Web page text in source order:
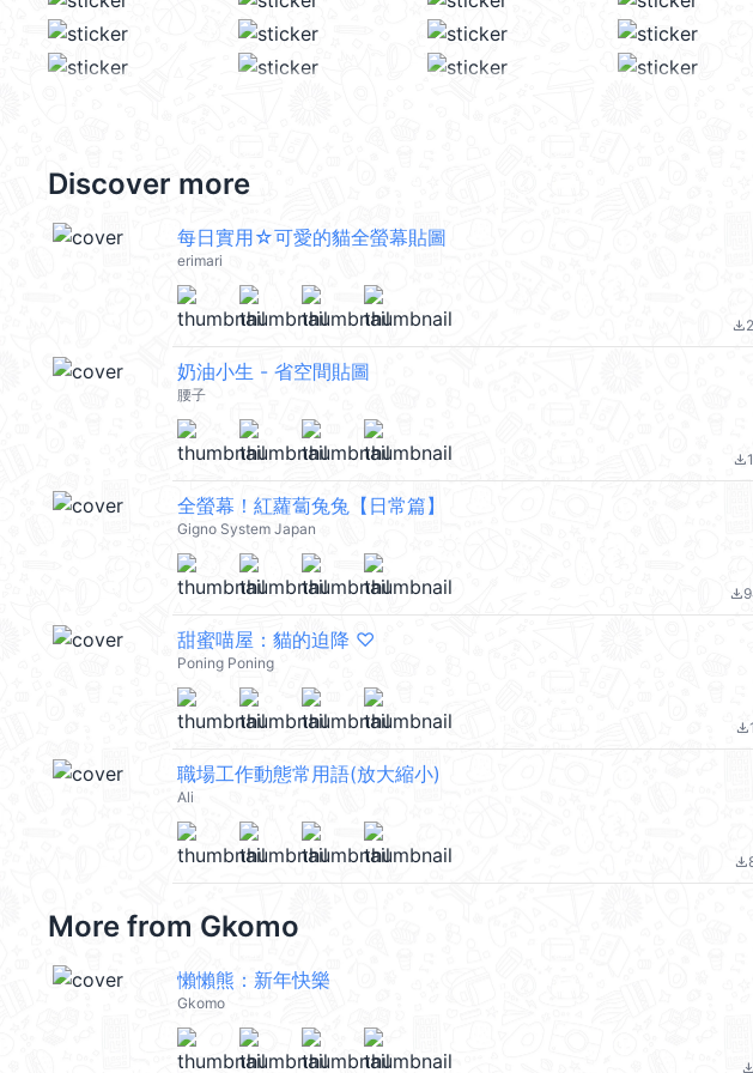
Discover more
每日實用☆可愛的貓全螢幕貼圖
erimari
file_download
奶油小生 - 省空間貼圖
腰子
file_download
全螢幕！紅蘿蔔兔兔【日常篇】
Gigno System Japan
file_download
甜蜜喵屋：貓的迫降 ♡
Poning Poning
file_download
職場工作動態常用語(放大縮小)
Ali
file_download
More from Gkomo
懶懶熊：新年快樂
Gkomo
file_download